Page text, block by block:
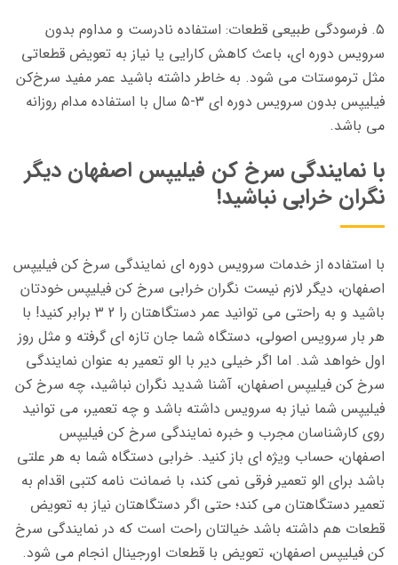
۵. فرسودگی طبیعی قطعات: استفاده نادرست و مداوم بدون
سرویس دوره ای، باعث کاهش کارایی یا نیاز به تعویض قطعاتی
مثل ترموستات می شود. به خاطر داشته باشید عمر مفید سرخ‌کن
فیلیپس بدون سرویس دوره ای ۳-۵ سال با استفاده مدام روزانه
می باشد.
با نمایندگی سرخ کن فیلیپس اصفهان دیگر
نگران خرابی نباشید!
با استفاده از خدمات سرویس دوره ای نمایندگی سرخ کن فیلیپس
اصفهان، دیگر لازم نیست نگران خرابی سرخ کن فیلیپس خودتان
باشید و به راحتی می توانید عمر دستگاهتان را 2 3 برابر کنید! با
هر بار سرویس اصولی، دستگاه شما جان تازه ای گرفته و مثل روز
اول خواهد شد. اما اگر خیلی دیر با الو تعمیر به عنوان نمایندگی
سرخ کن فیلیپس اصفهان، آشنا شدید نگران نباشید، چه سرخ کن
فیلیپس شما نیاز به سرویس داشته باشد و چه تعمیر، می توانید
روی کارشناسان مجرب و خبره نمایندگی سرخ کن فیلیپس
اصفهان، حساب ویژه ای باز کنید. خرابی دستگاه شما به هر علتی
باشد برای الو تعمیر فرقی نمی کند، با ضمانت نامه کتبی اقدام به
تعمیر دستگاهتان می کند؛ حتی اگر دستگاهتان نیاز به تعویض
قطعات هم داشته باشد خیالتان راحت است که در نمایندگی سرخ
کن فیلیپس اصفهان، تعویض با قطعات اورجینال انجام می شود.